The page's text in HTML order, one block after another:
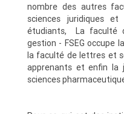
nombre des autres
sciences juridiques
étudiants, La faculté
gestion - FSEG occupe
la faculté de lettres et
apprenants et enfin la
sciences